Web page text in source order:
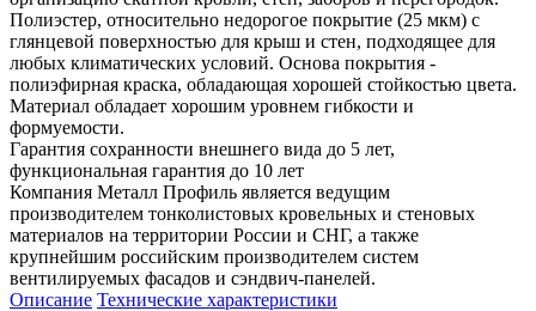
Полиэстер, относительно недорогое покрытие (25 мкм) с
глянцевой поверхностью для крыш и стен, подходящее для
любых климатических условий. Основа покрытия -
полиэфирная краска, обладающая хорошей стойкостью цвета.
Материал обладает хорошим уровнем гибкости и
формуемости.
Гарантия сохранности внешнего вида до 5 лет,
функциональная гарантия до 10 лет
Компания Металл Профиль является ведущим
производителем тонколистовых кровельных и стеновых
материалов на территории России и СНГ, а также
крупнейшим российским производителем систем
вентилируемых фасадов и сэндвич-панелей.
Описание Технические характеристики